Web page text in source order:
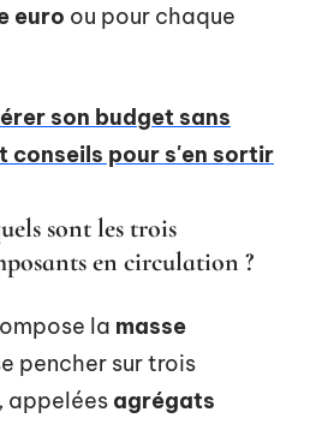
euro ou pour chaque
son budget sans
conseils pour s'en sortir
sont les trois
en circulation ?
la masse
pencher sur trois
appelées agrégats